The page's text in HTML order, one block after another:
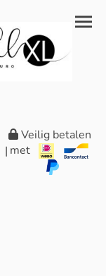
|
Veilig betalen
met